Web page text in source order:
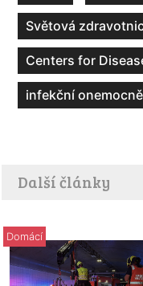
Světová
Centers for
infekční
Další články
Domácí